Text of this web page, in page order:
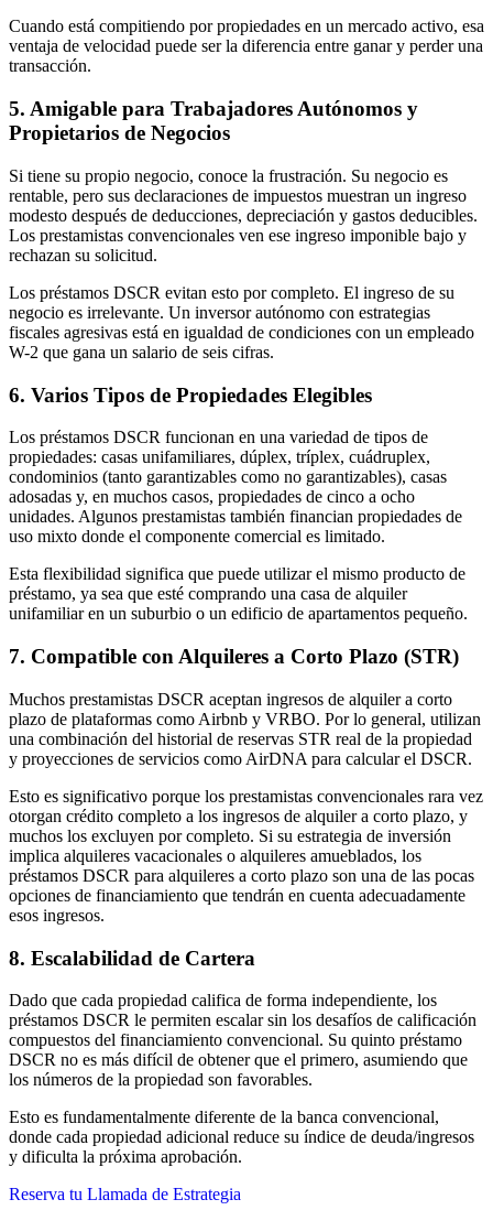
Cuando está compitiendo por propiedades en un mercado activo, esa
ventaja de velocidad puede ser la diferencia entre ganar y perder una
transacción.
5. Amigable para Trabajadores Autónomos y
Propietarios de Negocios
Si tiene su propio negocio, conoce la frustración. Su negocio es
rentable, pero sus declaraciones de impuestos muestran un ingreso
modesto después de deducciones, depreciación y gastos deducibles.
Los prestamistas convencionales ven ese ingreso imponible bajo y
rechazan su solicitud.
Los préstamos DSCR evitan esto por completo. El ingreso de su
negocio es irrelevante. Un inversor autónomo con estrategias
fiscales agresivas está en igualdad de condiciones con un empleado
W-2 que gana un salario de seis cifras.
6. Varios Tipos de Propiedades Elegibles
Los préstamos DSCR funcionan en una variedad de tipos de
propiedades: casas unifamiliares, dúplex, tríplex, cuádruplex,
condominios (tanto garantizables como no garantizables), casas
adosadas y, en muchos casos, propiedades de cinco a ocho
unidades. Algunos prestamistas también financian propiedades de
uso mixto donde el componente comercial es limitado.
Esta flexibilidad significa que puede utilizar el mismo producto de
préstamo, ya sea que esté comprando una casa de alquiler
unifamiliar en un suburbio o un edificio de apartamentos pequeño.
7. Compatible con Alquileres a Corto Plazo (STR)
Muchos prestamistas DSCR aceptan ingresos de alquiler a corto
plazo de plataformas como Airbnb y VRBO. Por lo general, utilizan
una combinación del historial de reservas STR real de la propiedad
y proyecciones de servicios como AirDNA para calcular el DSCR.
Esto es significativo porque los prestamistas convencionales rara vez
otorgan crédito completo a los ingresos de alquiler a corto plazo, y
muchos los excluyen por completo. Si su estrategia de inversión
implica alquileres vacacionales o alquileres amueblados, los
préstamos DSCR para alquileres a corto plazo son una de las pocas
opciones de financiamiento que tendrán en cuenta adecuadamente
esos ingresos.
8. Escalabilidad de Cartera
Dado que cada propiedad califica de forma independiente, los
préstamos DSCR le permiten escalar sin los desafíos de calificación
compuestos del financiamiento convencional. Su quinto préstamo
DSCR no es más difícil de obtener que el primero, asumiendo que
los números de la propiedad son favorables.
Esto es fundamentalmente diferente de la banca convencional,
donde cada propiedad adicional reduce su índice de deuda/ingresos
y dificulta la próxima aprobación.
Reserva tu Llamada de Estrategia